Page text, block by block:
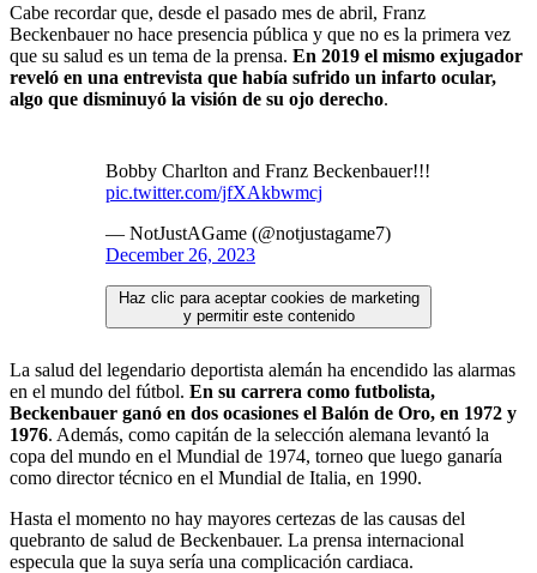
Cabe recordar que, desde el pasado mes de abril, Franz
Beckenbauer no hace presencia pública y que no es la primera vez
que su salud es un tema de la prensa. En 2019 el mismo exjugador
reveló en una entrevista que había sufrido un infarto ocular,
algo que disminuyó la visión de su ojo derecho.
Bobby Charlton and Franz Beckenbauer!!!
pic.twitter.com/jfXAkbwmcj
— NotJustAGame (@notjustagame7)
December 26, 2023
Haz clic para aceptar cookies de marketing
y permitir este contenido
La salud del legendario deportista alemán ha encendido las alarmas
en el mundo del fútbol. En su carrera como futbolista,
Beckenbauer ganó en dos ocasiones el Balón de Oro, en 1972 y
1976. Además, como capitán de la selección alemana levantó la
copa del mundo en el Mundial de 1974, torneo que luego ganaría
como director técnico en el Mundial de Italia, en 1990.
Hasta el momento no hay mayores certezas de las causas del
quebranto de salud de Beckenbauer. La prensa internacional
especula que la suya sería una complicación cardiaca.